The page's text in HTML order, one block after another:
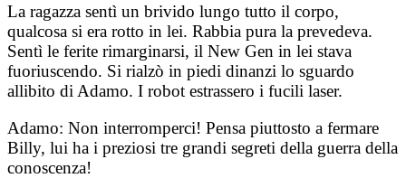
La ragazza sentì un brivido lungo tutto il corpo,
qualcosa si era rotto in lei. Rabbia pura la prevedeva.
Sentì le ferite rimarginarsi, il New Gen in lei stava
fuoriuscendo. Si rialzò in piedi dinanzi lo sguardo
allibito di Adamo. I robot estrassero i fucili laser.
Adamo: Non interromperci! Pensa piuttosto a fermare
Billy, lui ha i preziosi tre grandi segreti della guerra della
conoscenza!